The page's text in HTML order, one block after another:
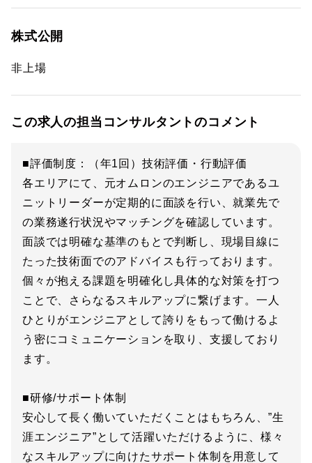
株式公開
非上場
この求人の担当コンサルタントのコメント
■評価制度：（年1回）技術評価・行動評価
各エリアにて、元オムロンのエンジニアであるユ
ニットリーダーが定期的に面談を行い、就業先で
の業務遂行状況やマッチングを確認しています。
面談では明確な基準のもとで判断し、現場目線に
たった技術面でのアドバイスも行っております。
個々が抱える課題を明確化し具体的な対策を打つ
ことで、さらなるスキルアップに繋げます。一人
ひとりがエンジニアとして誇りをもって働けるよ
う密にコミュニケーションを取り、支援しており
ます。
■研修/サポート体制
安心して長く働いていただくことはもちろん、”生
涯エンジニア”として活躍いただけるように、様々
なスキルアップに向けたサポート体制を用意して